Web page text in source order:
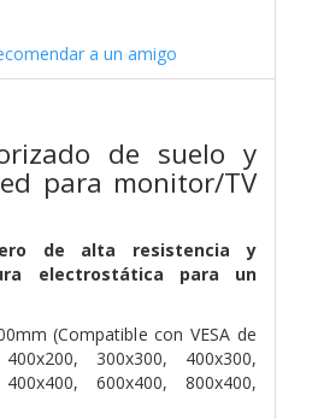
a un amigo
de suelo y
para monitor/TV
de alta resistencia y
electrostática para un
(Compatible con VESA de
300x300, 400x300,
600x400, 800x400,